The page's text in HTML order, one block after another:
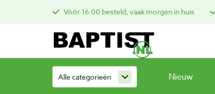
Vóór 16:00 besteld, vaak morgen in huis
Alle categorieën Nieuw